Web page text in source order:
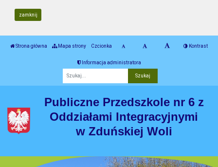
zamknij
Strona główna Mapa strony Czcionka Kontrast
Informacja administratora
Publiczne Przedszkole nr 6 z
Oddziałami Integracyjnymi
w Zduńskiej Woli